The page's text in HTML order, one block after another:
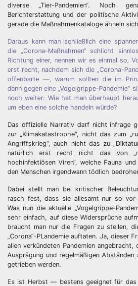
diverse „Tier-Pandemien“. Noch
Berichterstattung und der politische
gerade die Maßnahmenkataloge ähneln
Daraus kann man schließlich eine
die „Corona-Maßnahmen“ schlicht
Richtung einer, nennen wir es einmal so,
erst recht, nachdem sich die „Corona-
offenbarte —, warum sollten die im
dann gegen eine „Vogelgrippe-Pandemie“
noch weiter: Wie hat man überhaupt
um eben eine solche handeln würde?
Das offizielle Narrativ darf nicht infrage
zur „Klimakatastrophe“, nicht das zum
Angriffskrieg“, auch nicht das zu
natürlich erst recht nicht das von
hochinfektiösen Viren“, welche Fauna
den Menschen irgendwann tödlich
Dabei stellt man bei kritischer
rasch fest, dass sie allesamt nur so vor
Was nun die aktuelle „Vogelgrippe-
sehr einfach, auf diese Widersprüche
braucht man nur die Fragen zu stellen,
„Corona“-PLandemie auftaten. Ja, dieser
allen verkündeten Pandemien
Ausprägung und regelmäßigen
getrieben werden.
Es ist Herbst — bestens geeignet für das